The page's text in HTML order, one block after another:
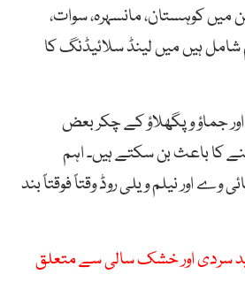
کوہستان، مانسہرہ، سوات،
شامل ہیں میں لینڈ سلائیڈنگ کا
جماؤ و پگھلاؤ کے چکر بعض
کا باعث بن سکتے ہیں۔ اہم
وے اور نیلم ویلی روڈ وقتاً فوقتاً بند
سردی اور خشک سالی سے متعلق